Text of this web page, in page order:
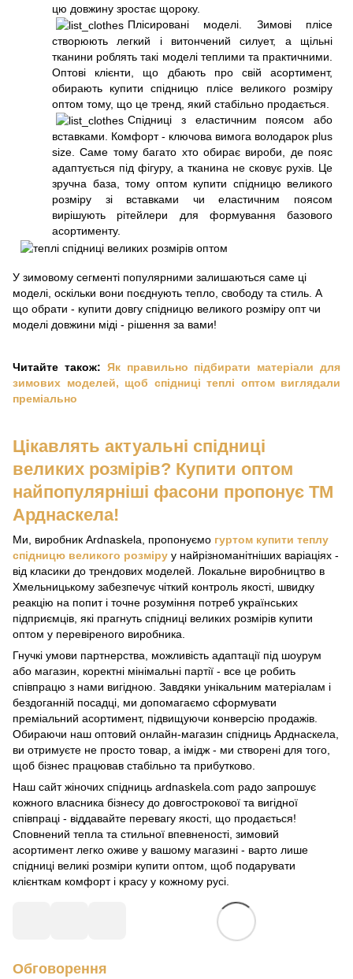
цю довжину зростає щороку.
Плісировані моделі. Зимові плісе
створюють легкий і витончений силует, а щільні
тканини роблять такі моделі теплими та практичними.
Оптові клієнти, що дбають про свій асортимент,
обирають купити спідницю плісе великого розміру
оптом тому, що це тренд, який стабільно продається.
Спідниці з еластичним поясом або
вставками. Комфорт - ключова вимога володарок plus
size. Саме тому багато хто обирає вироби, де пояс
адаптується під фігуру, а тканина не сковує рухів. Це
зручна база, тому оптом купити спідницю великого
розміру зі вставками чи еластичним поясом
вирішують рітейлери для формування базового
асортименту.
У зимовому сегменті популярними залишаються саме ці
моделі, оскільки вони поєднують тепло, свободу та стиль. А
що обрати - купити довгу спідницю великого розміру опт чи
моделі довжини міді - рішення за вами!
Читайте також: Як правильно підбирати матеріали для
зимових моделей, щоб спідниці теплі оптом виглядали
преміально
Цікавлять актуальні спідниці
великих розмірів? Купити оптом
найпопулярніші фасони пропонує ТМ
Арднаскела!
Ми, виробник Ardnaskela, пропонуємо гуртом купити теплу
спідницю великого розміру у найрізноманітніших варіаціях -
від класики до трендових моделей. Локальне виробництво в
Хмельницькому забезпечує чіткий контроль якості, швидку
реакцію на попит і точне розуміння потреб українських
підприємців, які прагнуть спідниці великих розмірів купити
оптом у перевіреного виробника.
Гнучкі умови партнерства, можливість адаптації під шоурум
або магазин, коректні мінімальні партії - все це робить
співпрацю з нами вигідною. Завдяки унікальним матеріалам і
бездоганній посадці, ми допомагаємо сформувати
преміальний асортимент, підвищуючи конверсію продажів.
Обираючи наш оптовий онлайн-магазин спідниць Арднаскела,
ви отримуєте не просто товар, а імідж - ми створені для того,
щоб бізнес працював стабільно та прибутково.
Наш сайт жіночих спідниць ardnaskela.com радо запрошує
кожного власника бізнесу до довгострокової та вигідної
співпраці - віддавайте перевагу якості, що продається!
Сповнений тепла та стильної впевненості, зимовий
асортимент легко оживе у вашому магазині - варто лише
спідниці великі розміри купити оптом, щоб подарувати
клієнткам комфорт і красу у кожному русі.
Обговорення